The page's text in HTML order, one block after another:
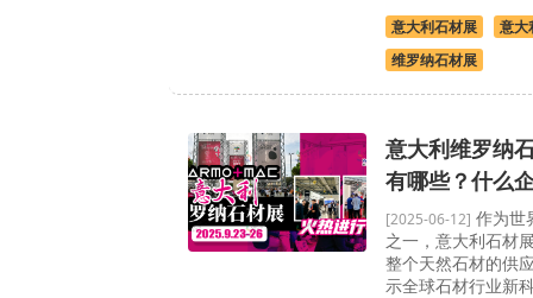
意大利石材展
意大
维罗纳石材展
意大利维罗纳
有哪些？什么
[2025-06-12] 作为世
之一，意大利石材
整个天然石材的供
示全球石材行业新